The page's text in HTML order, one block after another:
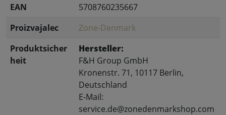
EAN
5708760235667
Proizvajalec
Zone-Denmark
Produktsicher
heit
Hersteller:
F&H Group GmbH
Kronenstr. 71, 10117 Berlin,
Deutschland
E-Mail:
service.de@zonedenmarkshop.com